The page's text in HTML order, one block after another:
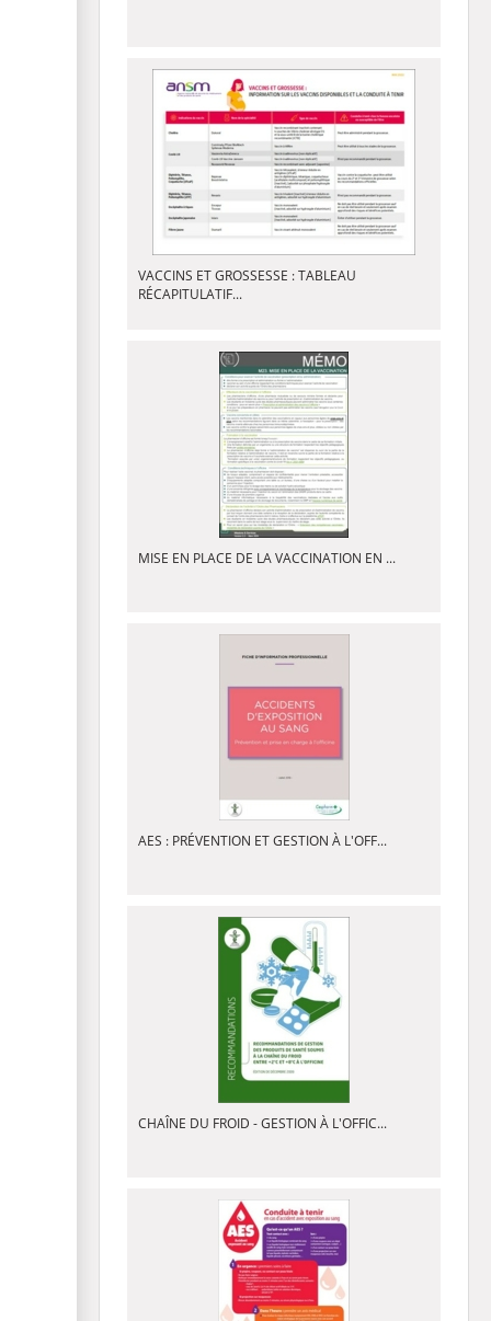
VACCINS ET GROSSESSE : TABLEAU
RÉCAPITULATIF...
MISE EN PLACE DE LA VACCINATION EN ...
AES : PRÉVENTION ET GESTION À L'OFF...
CHAÎNE DU FROID - GESTION À L'OFFIC...